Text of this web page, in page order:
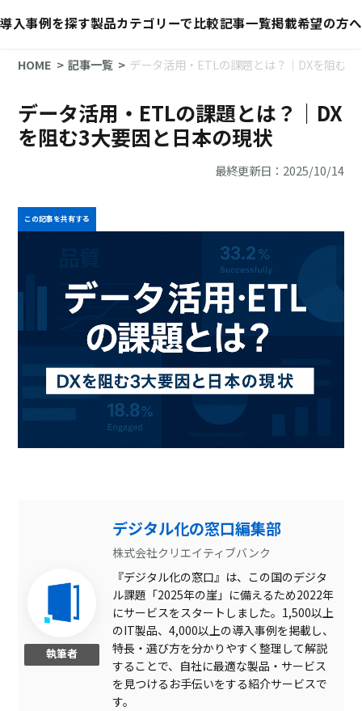
導入事例を探す製品カテゴリーで比較記事一覧掲載希望の方へ
HOME 記事一覧 データ活用・ETLの課題とは？｜DXを阻む3
データ活用・ETLの課題とは？｜DX
を阻む3大要因と日本の現状
最終更新日：2025/10/14
この記事を共有する
執筆者
デジタル化の窓口編集部
株式会社クリエイティブバンク
『デジタル化の窓口』は、この国のデジタ
ル課題「2025年の崖」に備えるため2022年
にサービスをスタートしました。1,500以上
のIT製品、4,000以上の導入事例を掲載し、
特長・選び方を分かりやすく整理して解説
することで、自社に最適な製品・サービス
を見つけるお手伝いをする紹介サービスで
す。